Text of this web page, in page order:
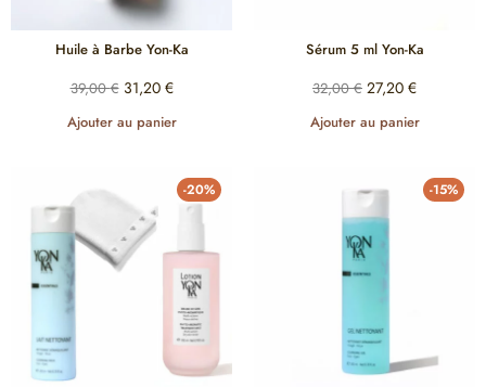
Huile à Barbe Yon-Ka
39,00€ 31,20 €
Ajouter au panier
Sérum 5 ml Yon-Ka
32,00€ 27,20 €
Ajouter au panier
-20% -15%